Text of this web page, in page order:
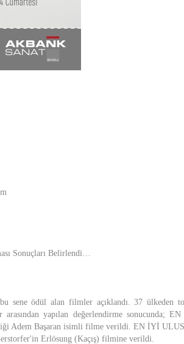
Sonuçları Belirlendi…
sene ödül alan filmler açıklandı. 37 ülkeden
arasından yapılan değerlendirme
Adem Başaran isimli filme verildi. EN İYİ
Erlösung (Kaçış) filmine verildi.